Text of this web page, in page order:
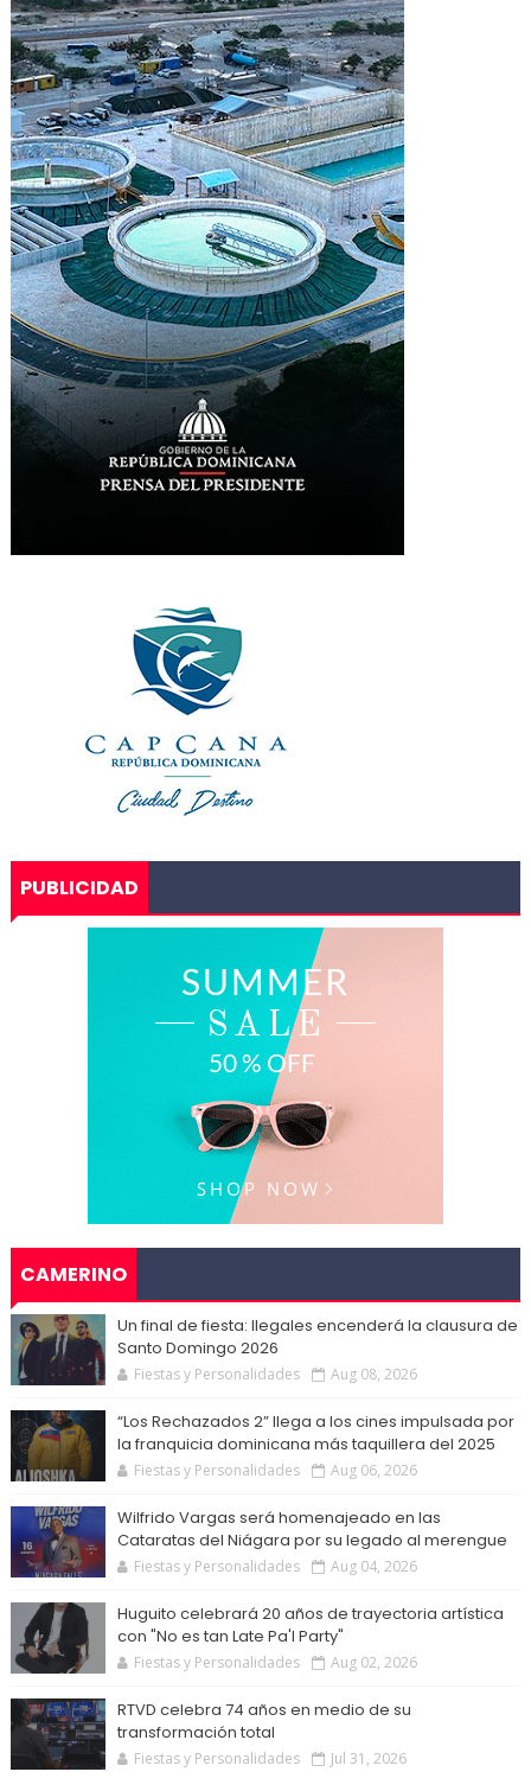
PUBLICIDAD
CAMERINO
Un final de fiesta: Ilegales encenderá la clausura de
Santo Domingo 2026
Fiestas y Personalidades Aug 08, 2026
“Los Rechazados 2” llega a los cines impulsada por
la franquicia dominicana más taquillera del 2025
Fiestas y Personalidades Aug 06, 2026
Wilfrido Vargas será homenajeado en las
Cataratas del Niágara por su legado al merengue
Fiestas y Personalidades Aug 04, 2026
Huguito celebrará 20 años de trayectoria artística
con "No es tan Late Pa'l Party"
Fiestas y Personalidades Aug 02, 2026
RTVD celebra 74 años en medio de su
transformación total
Fiestas y Personalidades Jul 31, 2026